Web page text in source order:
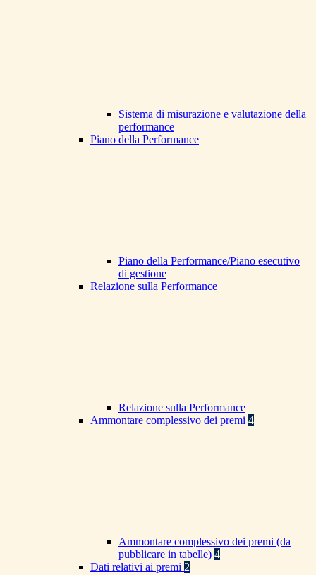
Sistema di misurazione e valutazione della
performance
Piano della Performance
Piano della Performance/Piano esecutivo
di gestione
Relazione sulla Performance
Relazione sulla Performance
Ammontare complessivo dei premi 4
Ammontare complessivo dei premi (da
pubblicare in tabelle) 4
Dati relativi ai premi 2